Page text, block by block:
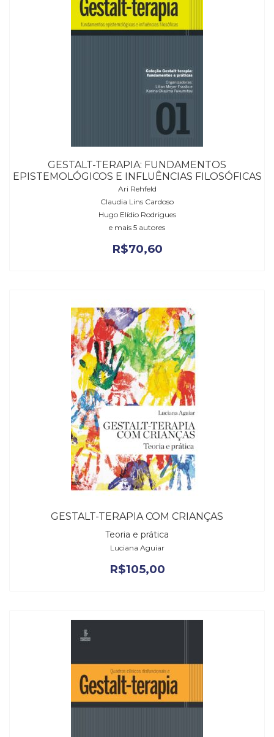
GESTALT-TERAPIA: FUNDAMENTOS
EPISTEMOLÓGICOS E INFLUÊNCIAS FILOSÓFICAS
Ari Rehfeld
Claudia Lins Cardoso
Hugo Elídio Rodrigues
e mais 5 autores
R$70,60
GESTALT-TERAPIA COM CRIANÇAS
Teoria e prática
Luciana Aguiar
R$105,00